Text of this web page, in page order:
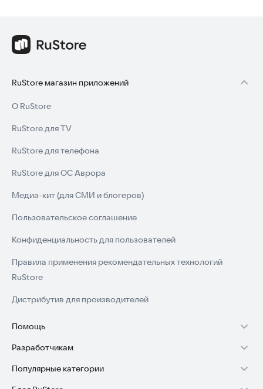
RuStore магазин приложений
О RuStore
RuStore для TV
RuStore для телефона
RuStore для ОС Аврора
Медиа-кит (для СМИ и блогеров)
Пользовательское соглашение
Конфиденциальность для пользователей
Правила применения рекомендательных технологий
RuStore
Дистрибутив для производителей
Помощь
Установка RuStore на TV
Установка RuStore на телефон
Разработчикам
Зарабатывать с RuStore
Популярные категории